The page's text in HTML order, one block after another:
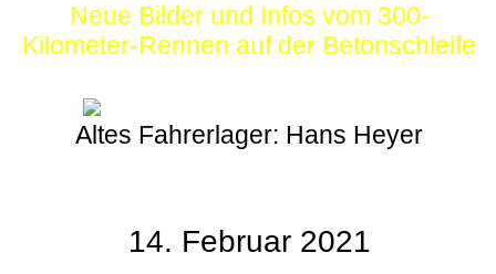
Neue Bilder und Infos vom 300-
Kilometer-Rennen auf der Betonschleife
Altes Fahrerlager: Hans Heyer
14. Februar 2021